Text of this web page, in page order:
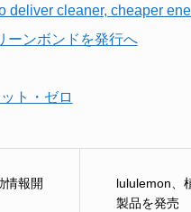
deliver cleaner, cheaper
ーンボンドを発行へ
ト・ゼロ
情報開
lululemon、
製品を発売